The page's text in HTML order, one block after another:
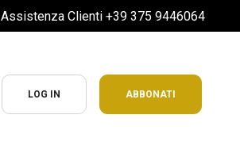
Assistenza Clienti +39 375 9446064
LOG IN ABBONATI